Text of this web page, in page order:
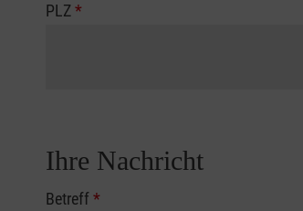
PLZ*
Ihre Nachricht
Betreff*